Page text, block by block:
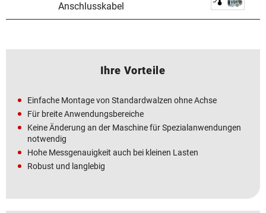
Anschlusskabel
Ihre Vorteile
Einfache Montage von Standardwalzen ohne Achse
Für breite Anwendungsbereiche
Keine Änderung an der Maschine für Spezialanwendungen
notwendig
Hohe Messgenauigkeit auch bei kleinen Lasten
Robust und langlebig